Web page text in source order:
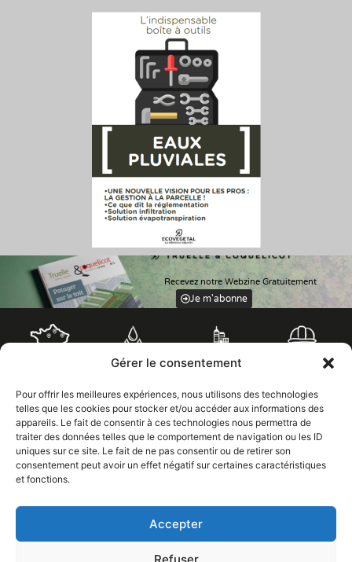
Gérer le consentement
Pour offrir les meilleures expériences, nous utilisons des technologies
telles que les cookies pour stocker et/ou accéder aux informations des
appareils. Le fait de consentir à ces technologies nous permettra de
traiter des données telles que le comportement de navigation ou les ID
uniques sur ce site. Le fait de ne pas consentir ou de retirer son
consentement peut avoir un effet négatif sur certaines caractéristiques
et fonctions.
Accepter
Refuser
Recevez notre Webzine Gratuitement
Je m'abonne
gestion des eaux
à la prescription
Equipes de pose
Equipes
d’entretien
Flotte de camions
02 37 43 18 56
Les Grandes Pièces